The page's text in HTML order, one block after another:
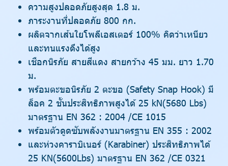
ความสูงปลอดภัยสูงสุด 1.8 ม.
ภาระงานที่ปลอดภัย 800 กก.
ผลิตจากเส้นใยโพลีเอสเตอร์ 100% คิดว่าเหนียว
และทนแรงดึงได้สูง
เชือกนิรภัย สายสีแดง สายกว้าง 45 มม. ยาว 1.70
ม.
พร้อมตะขอนิรภัย 2 ตะขอ (Safety Snap Hook) มี
ล็อค 2 ชั้นประสิทธิภาพสูงได้ 25 kN(5680 Lbs)
มาตรฐาน EN 362 : 2004 /CE 1015
พร้อมตัวดูดซับพลังงานมาตรฐาน EN 355 : 2002
และห่วงคาราบิเนอร์ (Karabiner) ประสิทธิภาพได้
25 KN(5600Lbs) มาตรฐาน EN 362 /CE 0321